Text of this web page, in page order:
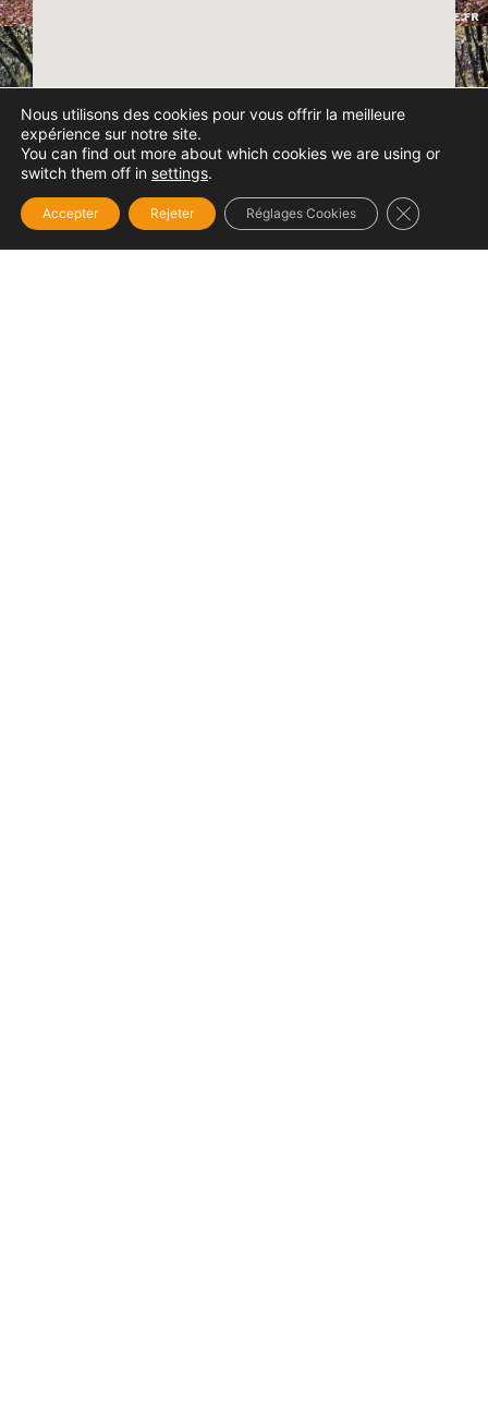
Nous utilisons des cookies pour vous offrir la meilleure
expérience sur notre site.
You can find out more about which cookies we are using or
switch them off in settings.
Accepter Rejeter Réglages Cookies Fermer la